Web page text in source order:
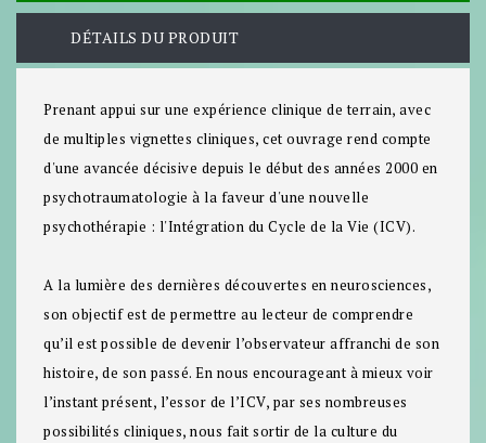
DÉTAILS DU PRODUIT
Prenant appui sur une expérience clinique de terrain, avec
de multiples vignettes cliniques, cet ouvrage rend compte
d'une avancée décisive depuis le début des années 2000 en
psychotraumatologie à la faveur d'une nouvelle
psychothérapie : l'Intégration du Cycle de la Vie (ICV).
A la lumière des dernières découvertes en neurosciences,
son objectif est de permettre au lecteur de comprendre
qu’il est possible de devenir l’observateur affranchi de son
histoire, de son passé. En nous encourageant à mieux voir
l’instant présent, l’essor de l’ICV, par ses nombreuses
possibilités cliniques, nous fait sortir de la culture du